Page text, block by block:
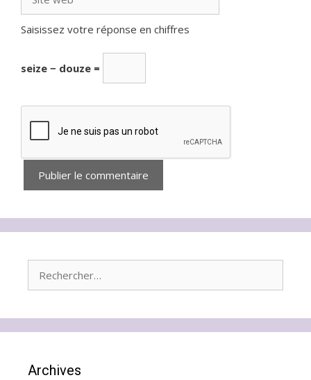
web
Saisissez votre réponse en chiffres
seize − douze =
Archives